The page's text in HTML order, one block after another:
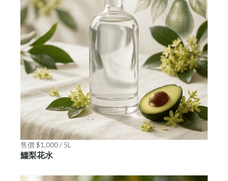
售價 $1,000 / 5L
鱷梨花水